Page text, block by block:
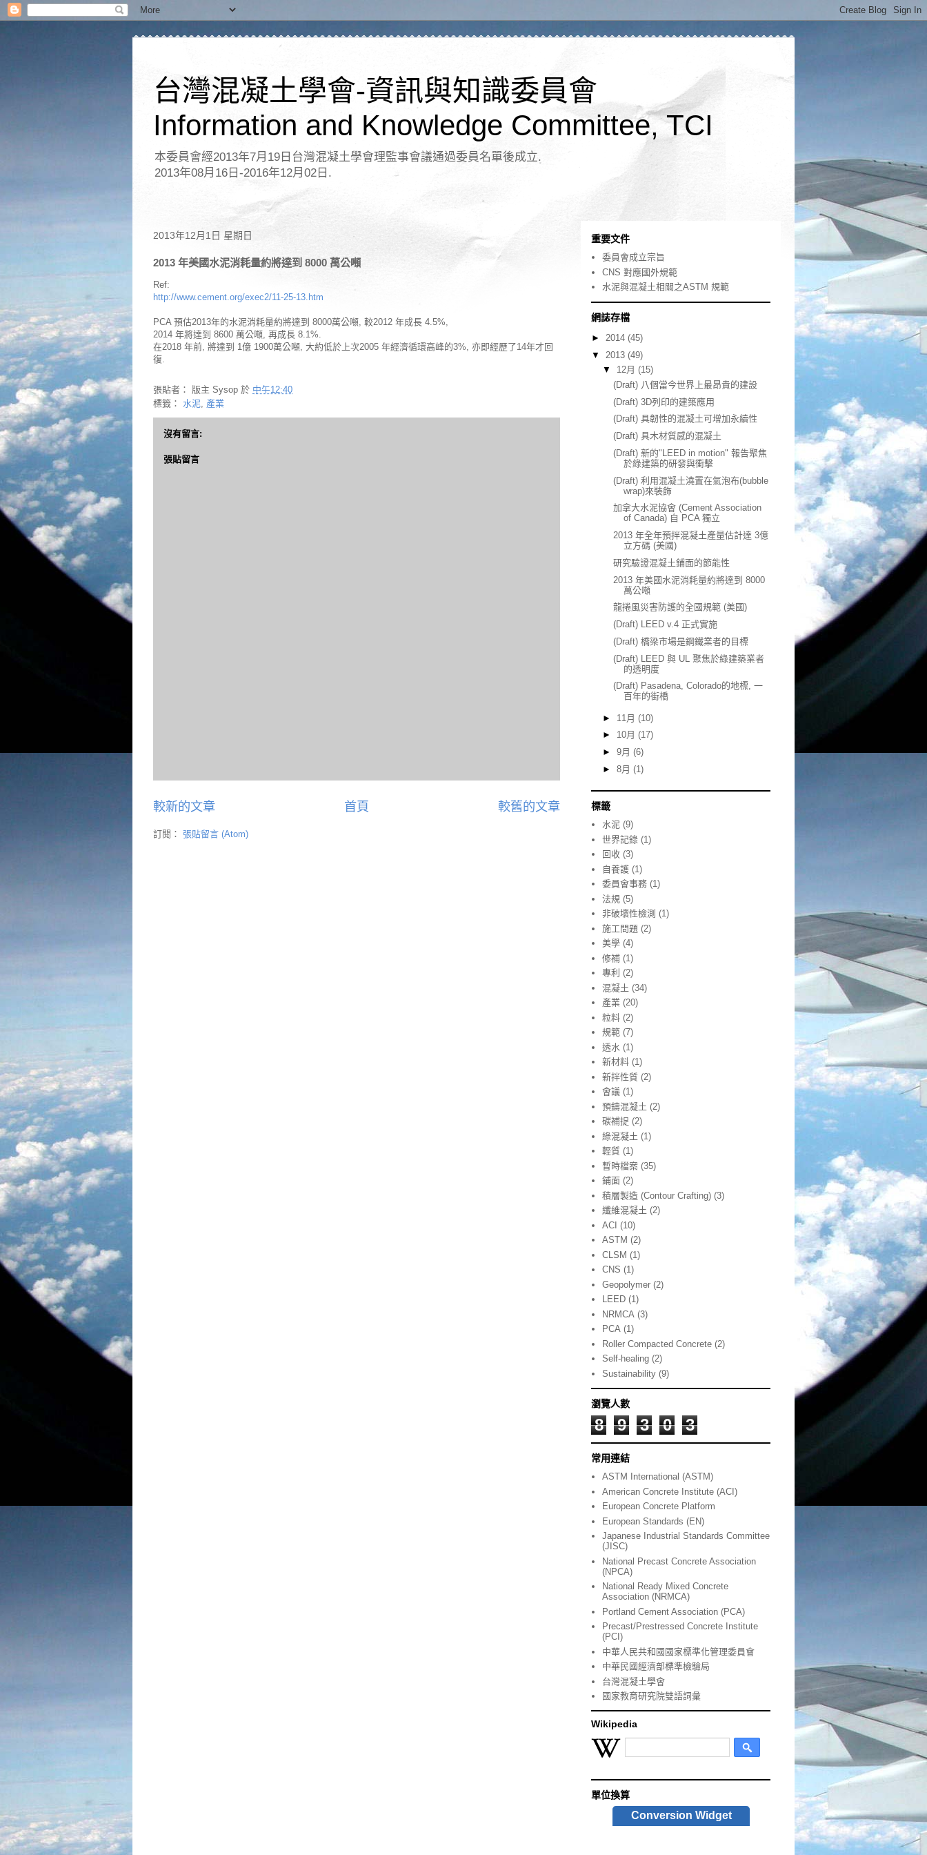
台灣混凝土學會-資訊與知識委員會
Information and Knowledge Committee, TCI
本委員會經2013年7月19日台灣混凝土學會理監事會議通過委員名單後成立.
2013年08月16日-2016年12月02日.
2013年12月1日 星期日
2013 年美國水泥消耗量約將達到 8000 萬公噸
Ref:
http://www.cement.org/exec2/11-25-13.htm
PCA 預估2013年的水泥消耗量約將達到 8000萬公噸, 較2012 年成長 4.5%,
2014 年將達到 8600 萬公噸, 再成長 8.1%.
在2018 年前, 將達到 1億 1900萬公噸, 大約低於上次2005 年經濟循環高峰的3%, 亦即經歷了14年才回
復.
張貼者： 版主 Sysop 於 中午12:40
標籤： 水泥 產業
沒有留言:
張貼留言
較新的文章 較舊的文章
首頁
訂閱： 張貼留言 (Atom)
重要文件
委員會成立宗旨
CNS 對應國外規範
水泥與混凝土相關之ASTM 規範
網誌存檔
► 2014 (45)
▼ 2013 (49)
▼ 12月 (15)
(Draft) 八個當今世界上最昂貴的建設
(Draft) 3D列印的建築應用
(Draft) 具韌性的混凝土可增加永續性
(Draft) 具木材質感的混凝土
(Draft) 新的"LEED in motion" 報告聚焦
於綠建築的研發與衝擊
(Draft) 利用混凝土澆置在氣泡布(bubble
wrap)來裝飾
加拿大水泥協會 (Cement Association
of Canada) 自 PCA 獨立
2013 年全年預拌混凝土產量估計達 3億
立方碼 (美國)
研究驗證混凝土鋪面的節能性
2013 年美國水泥消耗量約將達到 8000
萬公噸
龍捲風災害防護的全國規範 (美國)
(Draft) LEED v.4 正式實施
(Draft) 橋梁市場是鋼鐵業者的目標
(Draft) LEED 與 UL 聚焦於綠建築業者
的透明度
(Draft) Pasadena, Colorado的地標, 一
百年的街橋
► 11月 (10)
► 10月 (17)
► 9月 (6)
► 8月 (1)
標籤
水泥 (9)
世界記錄 (1)
回收 (3)
自養護 (1)
委員會事務 (1)
法規 (5)
非破壞性檢測 (1)
施工問題 (2)
美學 (4)
修補 (1)
專利 (2)
混凝土 (34)
產業 (20)
粒料 (2)
規範 (7)
透水 (1)
新材料 (1)
新拌性質 (2)
會議 (1)
預鑄混凝土 (2)
碳補捉 (2)
綠混凝土 (1)
輕質 (1)
暫時檔案 (35)
鋪面 (2)
積層製造 (Contour Crafting) (3)
纖維混凝土 (2)
ACI (10)
ASTM (2)
CLSM (1)
CNS (1)
Geopolymer (2)
LEED (1)
NRMCA (3)
PCA (1)
Roller Compacted Concrete (2)
Self-healing (2)
Sustainability (9)
瀏覽人數
8 9 3 0 3
常用連結
ASTM International (ASTM)
American Concrete Institute (ACI)
European Concrete Platform
European Standards (EN)
Japanese Industrial Standards Committee
(JISC)
National Precast Concrete Association
(NPCA)
National Ready Mixed Concrete
Association (NRMCA)
Portland Cement Association (PCA)
Precast/Prestressed Concrete Institute
(PCI)
中華人民共和國國家標準化管理委員會
中華民國經濟部標準檢驗局
台灣混凝土學會
國家教育研究院雙語詞彙
Wikipedia
單位換算
Conversion Widget